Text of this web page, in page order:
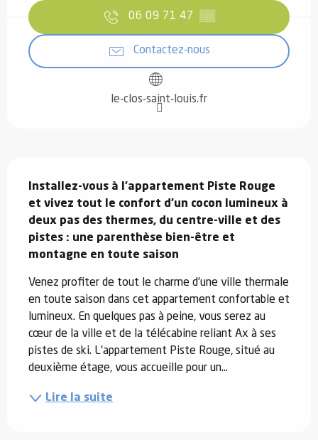
06 09 71 47 ▒▒
Contactez-nous
le-clos-saint-louis.fr
Installez-vous à l’appartement Piste Rouge
et vivez tout le confort d’un cocon lumineux à
deux pas des thermes, du centre-ville et des
pistes : une parenthèse bien-être et
montagne en toute saison
Venez profiter de tout le charme d’une ville thermale
en toute saison dans cet appartement confortable et
lumineux. En quelques pas à peine, vous serez au
cœur de la ville et de la télécabine reliant Ax à ses
pistes de ski. L'appartement Piste Rouge, situé au
deuxième étage, vous accueille pour un...
Lire la suite